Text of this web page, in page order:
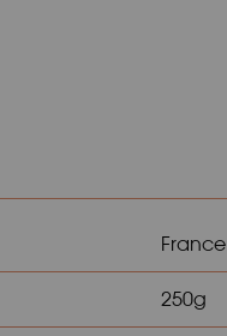
France
250g